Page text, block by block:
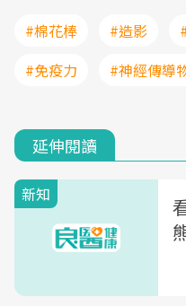
#棉花棒 #造影
#免疫力
#神經傳導
延伸閱讀
新知